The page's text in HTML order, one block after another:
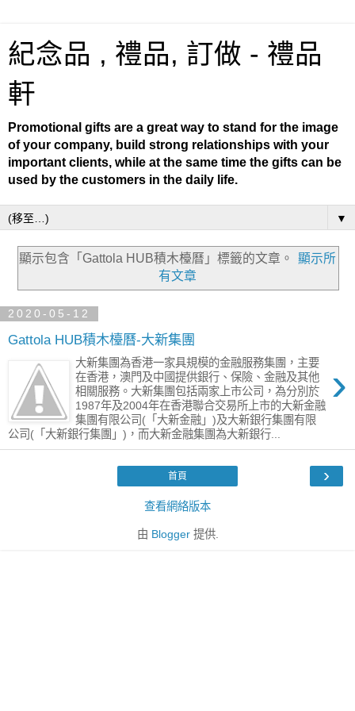
紀念品 , 禮品, 訂做 - 禮品
軒
Promotional gifts are a great way to stand for the image
of your company, build strong relationships with your
important clients, while at the same time the gifts can be
used by the customers in the daily life.
▼
顯示包含「Gattola HUB積木檯曆」 標籤的文章。
顯示所
有文章
2020-05-12
Gattola HUB積木檯曆-大新集團
›
大新集團為香港一家具規模的金融服務集團，主要
在香港，澳門及中國提供銀行、保險、金融及其他
相關服務。大新集團包括兩家上市公司，為分別於
1987年及2004年在香港聯合交易所上市的大新金融
集團有限公司(「大新金融」)及大新銀行集團有限
公司(「大新銀行集團」)，而大新金融集團為大新銀行...
›
首頁
查看網絡版本
由 Blogger提供.